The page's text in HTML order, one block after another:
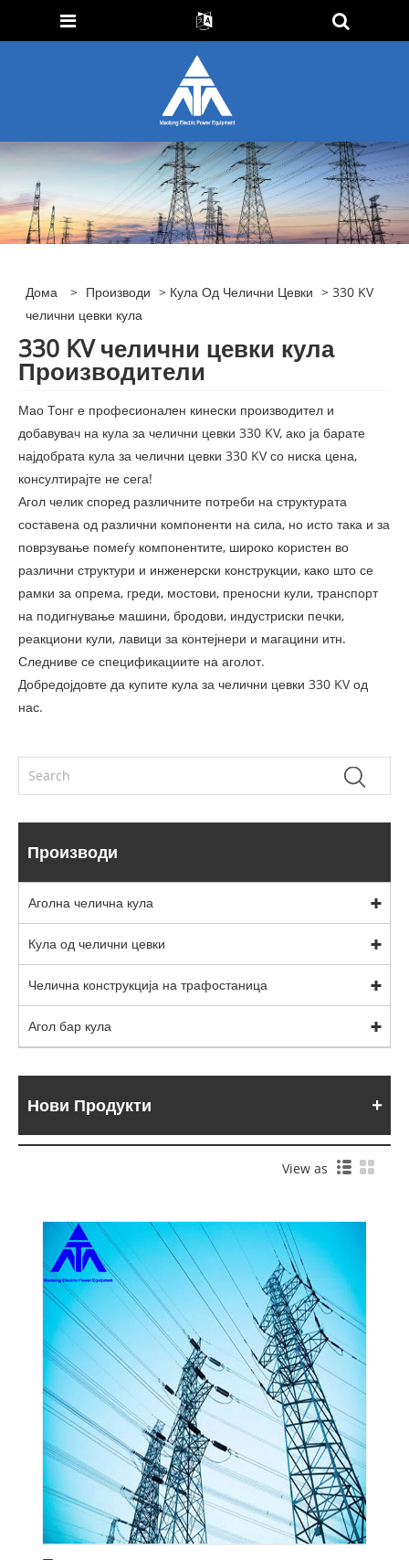
Дома > Производи > Кула Од Челични Цевки > 330 KV
челични цевки кула
330 KV челични цевки кула
Производители
Мао Тонг е професионален кинески производител и
добавувач на кула за челични цевки 330 KV, ако ја барате
најдобрата кула за челични цевки 330 KV со ниска цена,
консултирајте не сега!
Агол челик според различните потреби на структурата
составена од различни компоненти на сила, но исто така и за
поврзување помеѓу компонентите, широко користен во
различни структури и инженерски конструкции, како што се
рамки за опрема, греди, мостови, преносни кули, транспорт
на подигнување машини, бродови, индустриски печки,
реакциони кули, лавици за контејнери и магацини итн.
Следниве се спецификациите на аголот.
Добредојдовте да купите кула за челични цевки 330 KV од
нас.
Производи
Аголна челична кула
Кула од челични цевки
Челична конструкција на трафостаница
Агол бар кула
Нови Продукти
View as